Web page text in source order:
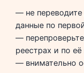
— не переводите
данные по
—
реестрах и по
— внимательно